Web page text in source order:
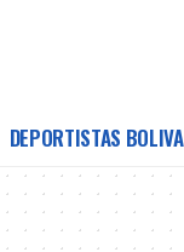
DEPORTISTAS